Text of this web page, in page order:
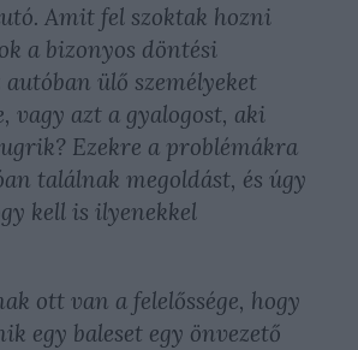
Amit fel szoktak hozni
a bizonyos döntési
ülő személyeket
vagy azt a gyalogost, aki
Ezekre a problémákra
találnak megoldást, és úgy
kell is ilyenekkel
ott van a felelőssége, hogy
egy baleset egy önvezető